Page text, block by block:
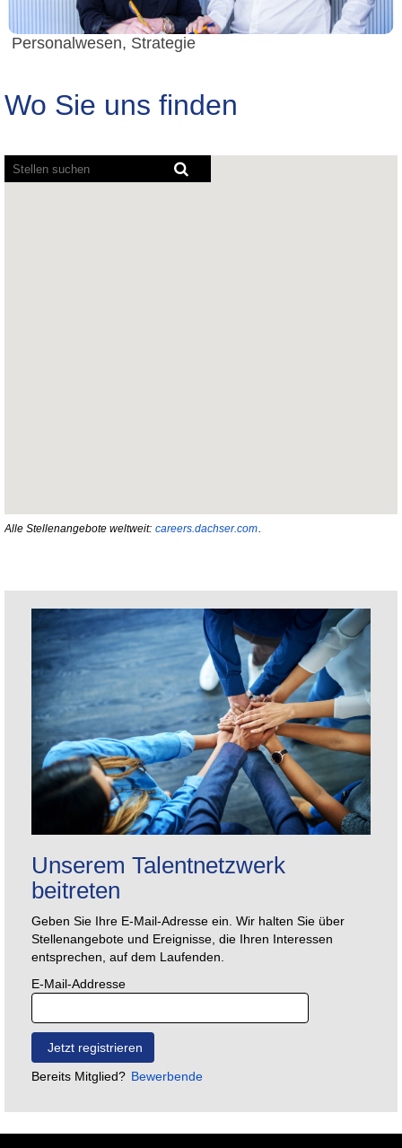
Personalwesen, Strategie
Wo Sie uns finden
Bildschirmausleseprogramme
können
Alle Stellenangebote weltweit: careers.dachser.com.
Unserem Talentnetzwerk
beitreten
Geben Sie Ihre E-Mail-Adresse ein. Wir halten Sie über
Stellenangebote und Ereignisse, die Ihren Interessen
entsprechen, auf dem Laufenden.
E-Mail-Addresse
Bereits Mitglied? Bewerbende